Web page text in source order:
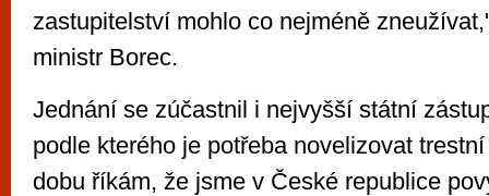
zastupitelství mohlo co nejméně
ministr Borec.
Jednání se zúčastnil i nejvyšší státní
podle kterého je potřeba novelizovat
dobu říkám, že jsme v České republice